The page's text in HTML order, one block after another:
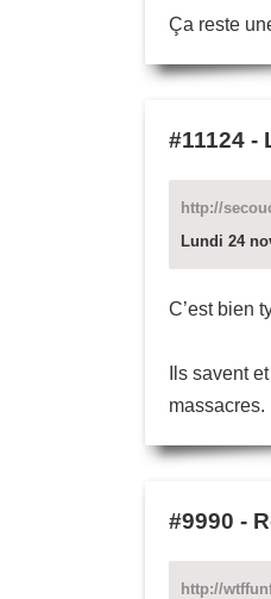
Ça reste
#11124 -
http://
Lundi 24
C’est bien
Ils savent
massacres.
#9990 -
http://